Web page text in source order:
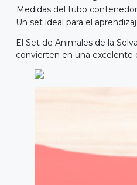
Medidas del tubo contenedor
Un set ideal para el
El Set de Animales de la
convierten en una excelente